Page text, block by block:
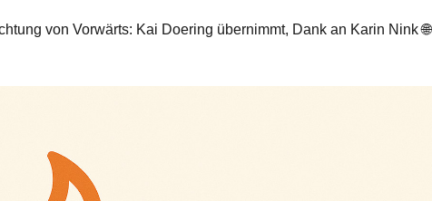
von Vorwärts: Kai Doering übernimmt, Dank an Karin Nink 🌐